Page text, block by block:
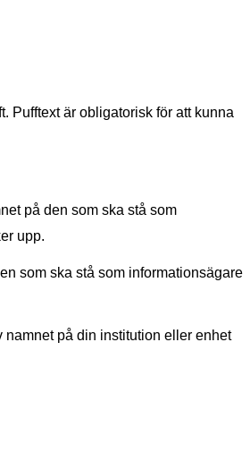
Pufftext är obligatorisk för att kunna
på den som ska stå som
upp.
som ska stå som informationsägare
på din institution eller enhet